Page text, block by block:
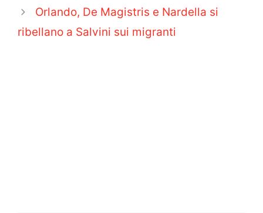
Orlando, De Magistris e Nardella si
ribellano a Salvini sui migranti